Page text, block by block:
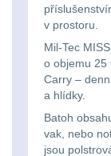
2000
Nad
2000
Ledvinky
Duffle
bagy
Multi-
range
Krátka
střední
Chrániče
sluchu
Nášivky
Ostatní
Svítilny pro
baterie1
Svítilny pro
nebo Li-ion
Čelové
v prostoru.
Mil-Tec
o objemu 25
Carry –
a hlídky.
Batoh
vak, nebo
jsou